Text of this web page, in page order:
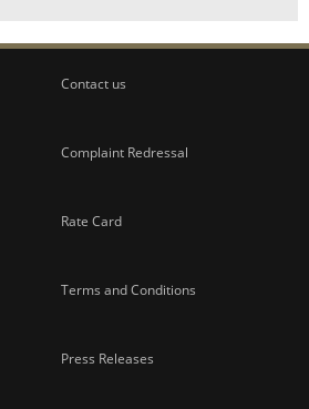
Contact us
Complaint Redressal
Rate Card
Terms and Conditions
Press Releases